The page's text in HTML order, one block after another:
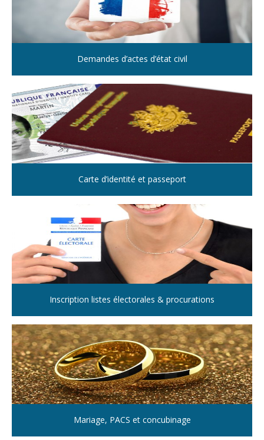
Demandes d’actes d’état civil
Carte d’identité et passeport
Inscription listes électorales & procurations
Mariage, PACS et concubinage